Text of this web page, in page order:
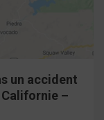
un accident
–